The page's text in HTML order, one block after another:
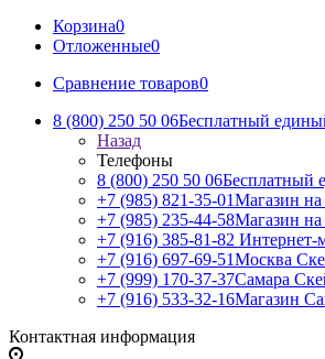
Корзина0
Отложенные0
Сравнение товаров0
8 (800) 250 50 06Бесплатный
Назад
Телефоны
8 (800) 250 50 06Бесплатный
+7 (985) 821-35-01Магазин
+7 (985) 235-44-58Магазин
+7 (916) 385-81-82 Интернет-
+7 (916) 697-69-51Москва
+7 (999) 170-37-37Самара
+7 (916) 533-32-16Магазин
Контактная информация